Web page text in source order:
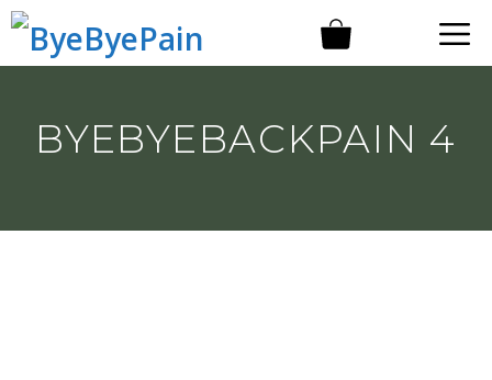
Saltar
BYEBYEBACKPAIN 4